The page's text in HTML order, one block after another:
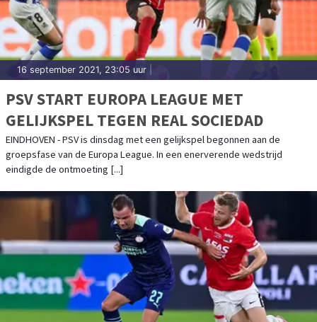
16 september 2021, 23:05 uur
PSV START EUROPA LEAGUE MET
GELIJKSPEL TEGEN REAL SOCIEDAD
EINDHOVEN - PSV is dinsdag met een gelijkspel begonnen aan de
groepsfase van de Europa League. In een enerverende wedstrijd
eindigde de ontmoeting [...]